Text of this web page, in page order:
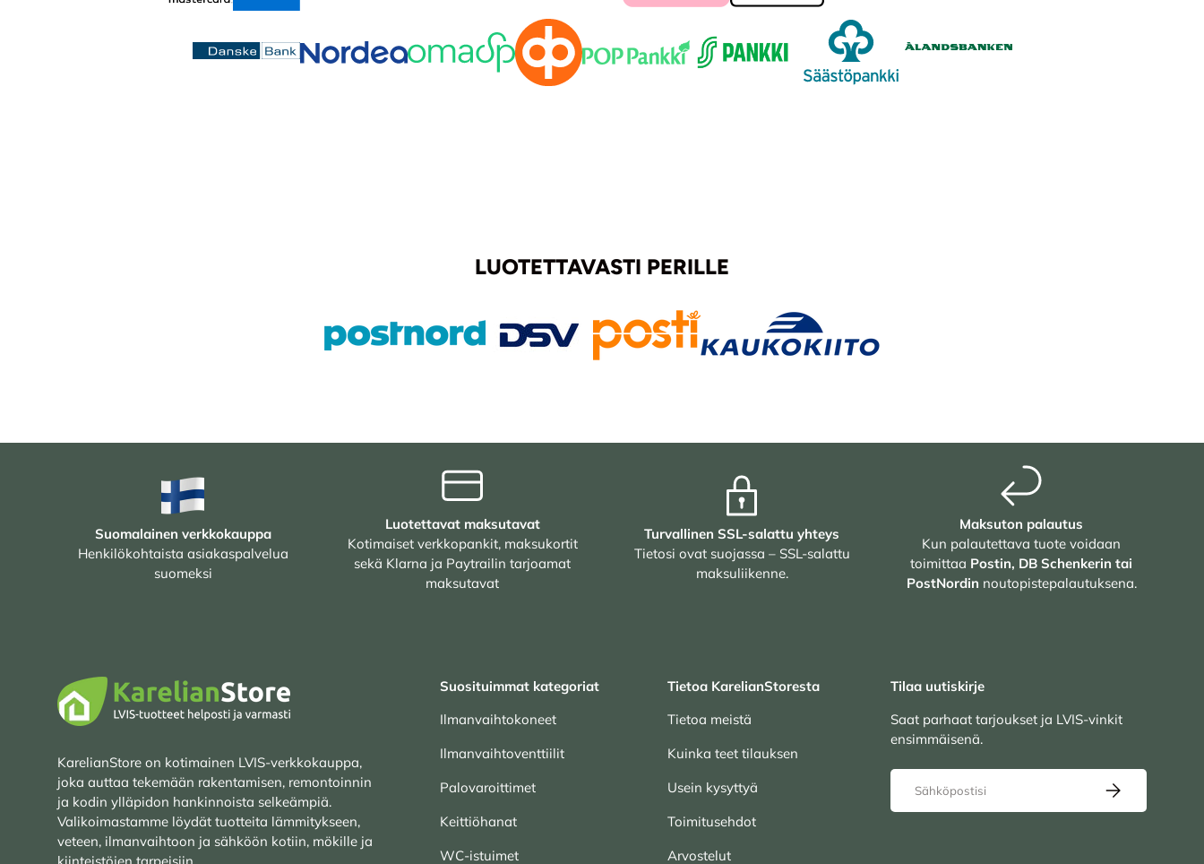
LUOTETTAVASTI PERILLE
Suomalainen verkkokauppa
Henkilökohtaista asiakaspalvelua
suomeksi
Luotettavat maksutavat
Kotimaiset verkkopankit, maksukortit
sekä Klarna ja Paytrailin tarjoamat
maksutavat
Turvallinen SSL-salattu yhteys
Tietosi ovat suojassa – SSL-salattu
maksuliikenne.
Maksuton palautus
Kun palautettava tuote voidaan
toimittaa Postin, DB Schenkerin tai
PostNordin noutopistepalautuksena.
KarelianStore on kotimainen LVIS-verkkokauppa,
joka auttaa tekemään rakentamisen, remontoinnin
ja kodin ylläpidon hankinnoista selkeämpiä.
Valikoimastamme löydät tuotteita lämmitykseen,
veteen, ilmanvaihtoon ja sähköön kotiin, mökille ja
kiinteistöjen tarpeisiin.
Suosituimmat kategoriat
Ilmanvaihtokoneet
Ilmanvaihtoventtiilit
Palovaroittimet
Keittiöhanat
WC-istuimet
Tietoa KarelianStoresta
Tietoa meistä
Kuinka teet tilauksen
Usein kysyttyä
Toimitusehdot
Arvostelut
Tilaa uutiskirje
Saat parhaat tarjoukset ja LVIS-vinkit
ensimmäisenä.
Sähköposti
TILAA